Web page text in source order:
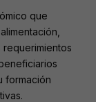
que
formación